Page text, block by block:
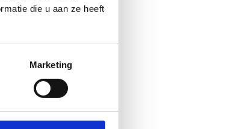
die u aan ze heeft
Marketing